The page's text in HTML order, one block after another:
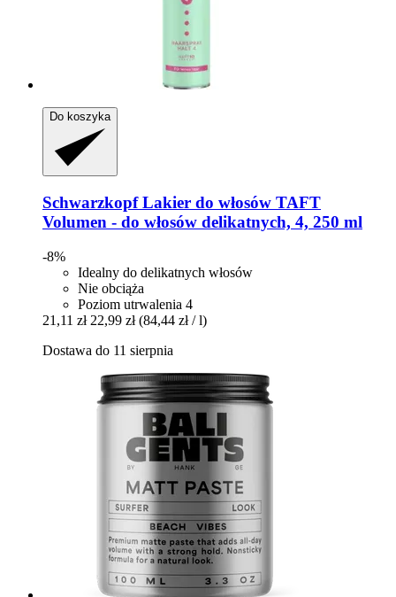
Do koszyka
SchwarzkopfLakier do włosów TAFT
Volumen -​ do włosów delikatnych, 4, 250 ml
-8%
Idealny do delikatnych włosów
Nie obciąża
Poziom utrwalenia 4
21,11 zł 22,99 zł (84,44 zł / l)
Dostawa do 11 sierpnia